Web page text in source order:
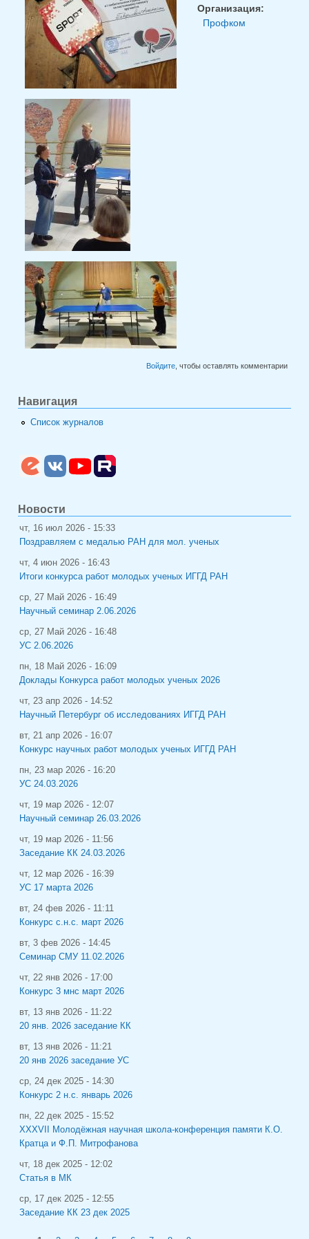
Организация:
Профком
Войдите, чтобы оставлять комментарии
Навигация
Список журналов
Новости
чт, 16 июл 2026 - 15:33
Поздравляем с медалью РАН для мол. ученых
чт, 4 июн 2026 - 16:43
Итоги конкурса работ молодых ученых ИГГД РАН
ср, 27 Май 2026 - 16:49
Научный семинар 2.06.2026
ср, 27 Май 2026 - 16:48
УС 2.06.2026
пн, 18 Май 2026 - 16:09
Доклады Конкурса работ молодых ученых 2026
чт, 23 апр 2026 - 14:52
Научный Петербург об исследованиях ИГГД РАН
вт, 21 апр 2026 - 16:07
Конкурс научных работ молодых ученых ИГГД РАН
пн, 23 мар 2026 - 16:20
УС 24.03.2026
чт, 19 мар 2026 - 12:07
Научный семинар 26.03.2026
чт, 19 мар 2026 - 11:56
Заседание КК 24.03.2026
чт, 12 мар 2026 - 16:39
УС 17 марта 2026
вт, 24 фев 2026 - 11:11
Конкурс с.н.с. март 2026
вт, 3 фев 2026 - 14:45
Семинар СМУ 11.02.2026
чт, 22 янв 2026 - 17:00
Конкурс 3 мнс март 2026
вт, 13 янв 2026 - 11:22
20 янв. 2026 заседание КК
вт, 13 янв 2026 - 11:21
20 янв 2026 заседание УС
ср, 24 дек 2025 - 14:30
Конкурс 2 н.с. январь 2026
пн, 22 дек 2025 - 15:52
XXXVII Молодёжная научная школа-конференция памяти К.О.
Кратца и Ф.П. Митрофанова
чт, 18 дек 2025 - 12:02
Статья в МК
ср, 17 дек 2025 - 12:55
Заседание КК 23 дек 2025
Страницы